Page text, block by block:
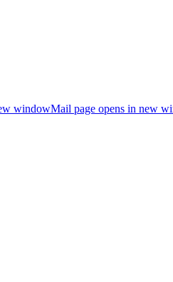
windowMail page opens in new